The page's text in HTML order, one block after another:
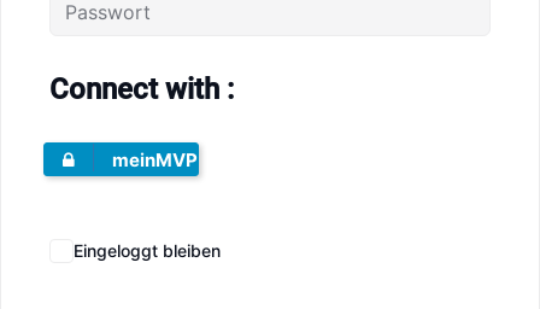
Connect with :
meinMVP
Eingeloggt bleiben